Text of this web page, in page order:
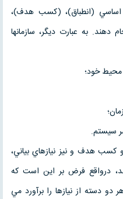
اساسي (انطباق)، (كسب هدف)،
دهند. به عبارت ديگر، سازمانها
و كسب هدف و نيز نيازهاي بياني،
درواقع فرض بر اين است كه
دو دسته از نيازها را برآورد مي